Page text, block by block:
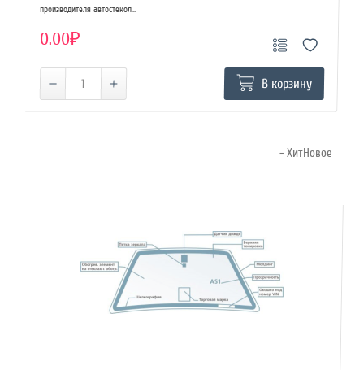
производителя автостекол...
0.00₽
В корзину
- ХитНовое